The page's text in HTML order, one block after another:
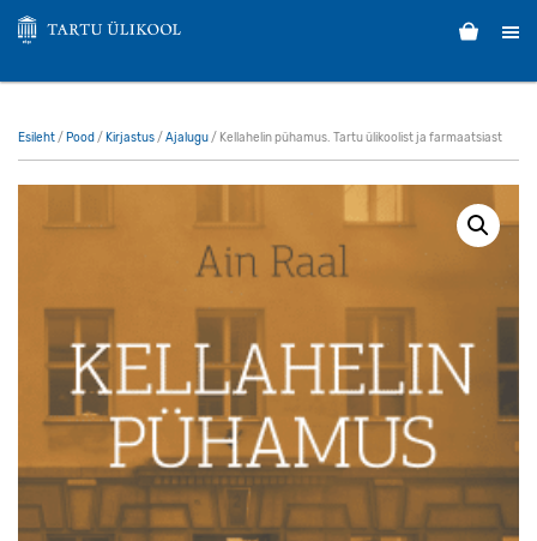
Esileht/ Pood / Kirjastus/ Ajalugu/ Kellahelin pühamus. Tartu ülikoolist ja farmaatsiast